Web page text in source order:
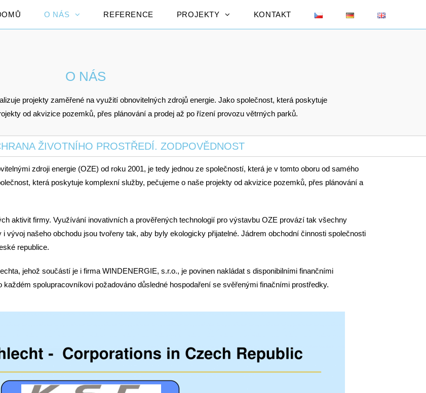
O NÁS REFERENCE PROJEKTY KONTAKT
O NÁS
projekty zaměřené na využití obnovitelných zdrojů energie. Jako společnost, která poskytuje
od akvizice pozemků, přes plánování a prodej až po řízení provozu větrných parků.
ŽIVOTNÍHO PROSTŘEDÍ. ZODPOVĚDNOST
zdroji energie (OZE) od roku 2001, je tedy jednou ze společností, která je v tomto oboru od samého
která poskytuje komplexní služby, pečujeme o naše projekty od akvizice pozemků, přes plánování a
aktivit firmy. Využívání inovativních a prověřených technologií pro výstavbu OZE provází tak všechny
vývoj našeho obchodu jsou tvořeny tak, aby byly ekologicky přijatelné. Jádrem obchodní činnosti společnosti
republice.
jehož součástí je i firma WINDENERGIE, s.r.o., je povinen nakládat s disponibilními finančními
spolupracovníkovi požadováno důsledné hospodaření se svěřenými finačními prostředky.